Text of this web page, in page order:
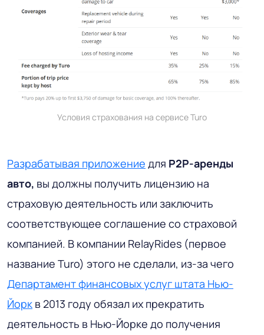
Условия страхования на сервисе Turo
Разрабатывая приложение для P2P-аренды
авто, вы должны получить лицензию на
страховую деятельность или заключить
соответствующее соглашение со страховой
компанией. В компании RelayRides (первое
название Turo) этого не сделали, из-за чего
Департамент финансовых услуг штата Нью-
Йорк в 2013 году обязал их прекратить
деятельность в Нью-Йорке до получения